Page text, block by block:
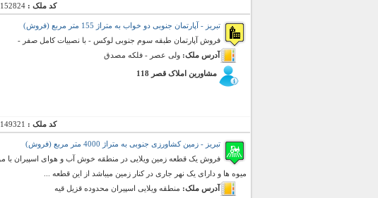
کد ملک : 152824
تبریز - آپارتمان جنوبی دو خواب به متراژ 155 متر مربع (فروش)
فروش آپارتمان طبقه سوم جنوبی لوکس - با نصبیات کامل صفر -
آدرس ملک: ولی عصر - فلکه مصدق
مشاورین املاک قصر 118
کد ملک : 149321
تبریز - زمین کشاورزی جنوبی به متراژ 4000 متر مربع (فروش)
میوه ها و دارای یک نهر جاری در کنار زمین میباشد از این قطعه ...
آدرس ملک: منطقه ویلایی اسپیران محدوده قزیل قیه